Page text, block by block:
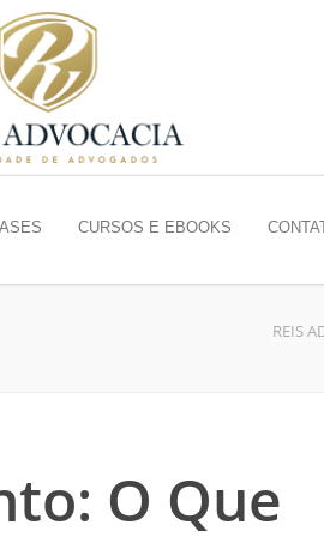
CURSOS E EBOOKS
REIS
O Que